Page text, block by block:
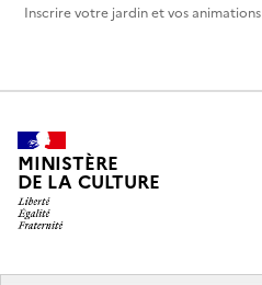
Inscrire votre jardin et vos animations
MINISTÈRE
DE LA CULTURE